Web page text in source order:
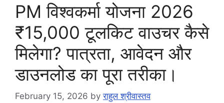
PM विश्वकर्मा योजना 2026
₹15,000 टूलकिट वाउचर कैसे
मिलेगा? पात्रता, आवेदन और
डाउनलोड का पूरा तरीका।
February 15, 2026 byराहुल श्रीवास्तव